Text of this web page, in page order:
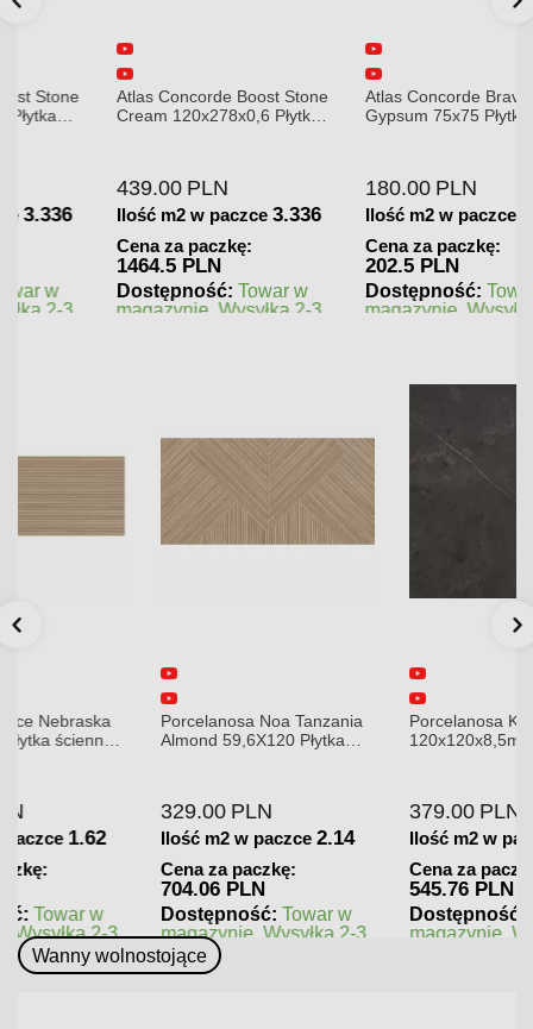
Atlas Concorde Boost Stone
Cream 120x278x0,6 Płytka
PLN
Ilość m2 w paczce 3.336
Cena za paczkę:
1464.5 PLN
Dostępność: Towar w
magazynie. Wysyłka 2-3
Atlas Concorde Brave
Gypsum 75x75 Płytka
PLN
Ilość m2 w paczce 1.125
Cena za paczkę:
202.5 PLN
Dostępność: Towar w
magazynie. Wysyłka 2-3
Porcelanosa Noa Tanzania
Almond 59,6X120 Płytka
Ilość m2 w paczce 2.14
Cena za paczkę:
Dostępność:
Towar w
magazynie. Wysyłka 2-3
dni.
Porcelanosa Karachi Grey
120x120x8,5mm płytka
Ilość m2 w paczce 1.44
Cena za paczkę:
Dostępność:
Towar w
magazynie. Wysyłka 2-3
Wanny wolnostojące